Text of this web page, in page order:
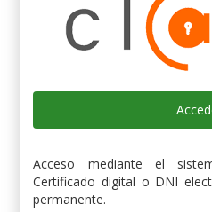
Acceso mediante el
Certificado digital o DNI
permanente.